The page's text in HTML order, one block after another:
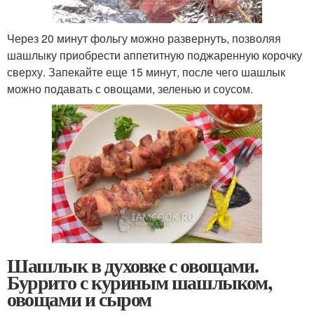
Через 20 минут фольгу можно развернуть, позволяя
шашлыку приобрести аппетитную поджаренную корочку
сверху. Запекайте еще 15 минут, после чего шашлык
можно подавать с овощами, зеленью и соусом.
Шашлык в духовке с овощами.
Буррито с куриным шашлыком,
овощами и сыром